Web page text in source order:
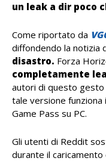
un leak a dir poco
Come riportato da
diffondendo la notizia
disastro. Forza
completamente
autori di questo gesto
tale versione
Game Pass su PC.
Gli utenti di Reddit
durante il